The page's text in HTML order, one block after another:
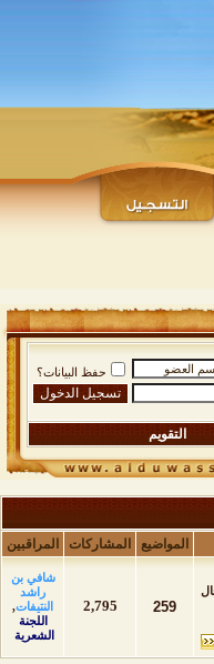
حفظ البيانات؟
التقويم
المواضيع المشاركات المراقبين
259
2,795
شافي بن
راشد
النتيفات,
اللجنة
الشعرية